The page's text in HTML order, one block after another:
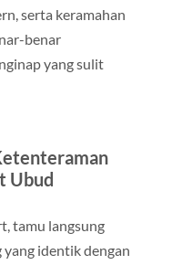
serta keramahan
benar
yang sulit
Ubud
tamu langsung
identik dengan